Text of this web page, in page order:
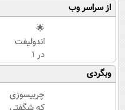
از سراسر وب
🌟
اندولیفت
در 1
جلسه
💜 راهی
به سوی
پوستی
وبگردی
چربیسوزی